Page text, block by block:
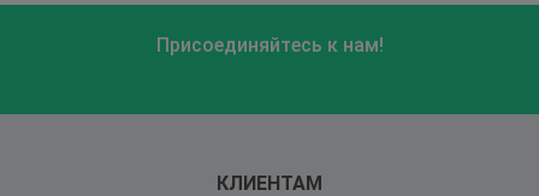
Присоединяйтесь к нам!
КЛИЕНТАМ